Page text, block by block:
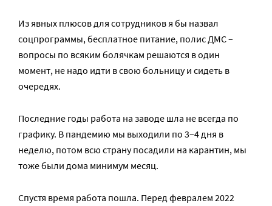
Из явных плюсов для сотрудников я бы назвал
соцпрограммы, бесплатное питание, полис ДМС –
вопросы по всяким болячкам решаются в один
момент, не надо идти в свою больницу и сидеть в
очередях.
Последние годы работа на заводе шла не всегда по
графику. В пандемию мы выходили по 3–4 дня в
неделю, потом всю страну посадили на карантин, мы
тоже были дома минимум месяц.
Спустя время работа пошла. Перед февралем 2022